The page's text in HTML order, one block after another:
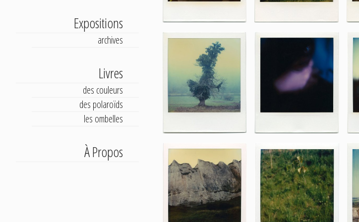
Expositions
archives
Livres
des couleurs
des polaroïds
les ombelles
À Propos